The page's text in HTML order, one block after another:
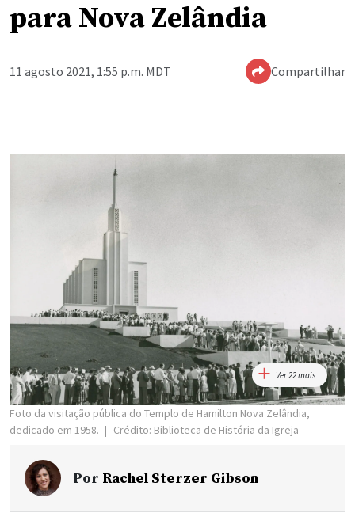
para Nova Zelândia
11 agosto 2021, 1:55 p.m. MDT Compartilhar
Ver 22 mais
Foto da visitação pública do Templo de Hamilton Nova Zelândia,
dedicado em 1958.
Crédito: Biblioteca de História da Igreja
Por Rachel Sterzer Gibson